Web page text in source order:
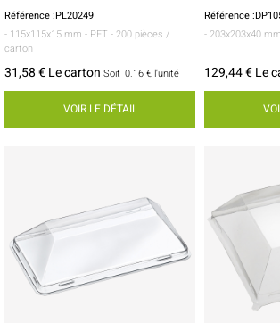
Référence :PL20249
- 115x115x15 mm - PET - 200 pièces /
carton
31,58 € Le carton Soit 0.16 € l'unité
VOIR LE DÉTAIL
Référence
- 203x203x40 mm
129,44 € Le